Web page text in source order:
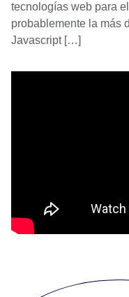
tecnologías web para
probablemente la más
Javascript […]